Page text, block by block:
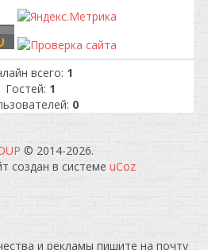
всего: 1
Гостей: 1
0
© 2014-2026.
создан в системе uCoz
и рекламы пишите на почту